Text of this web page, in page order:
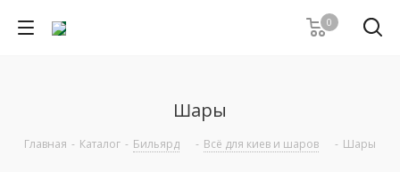
0
Шары
Главная - Каталог - Бильярд - Всё для киев и шаров - Шары